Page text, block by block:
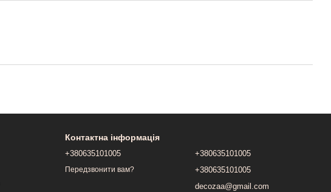
Контактна інформація
+380635101005
Передзвонити вам?
+380635101005
+380635101005
decozaa@gmail.com